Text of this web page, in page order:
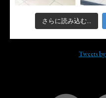
さらに読み込む...
Tweets by